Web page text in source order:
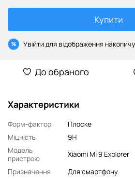
Купити
% Увійти для відображення
До обраного
Характеристики
Форм-фактор
Плоске
Міцність
9H
Модель
пристрою
Xiaomi Mi 9 Explorer
Призначення
Для смартфону